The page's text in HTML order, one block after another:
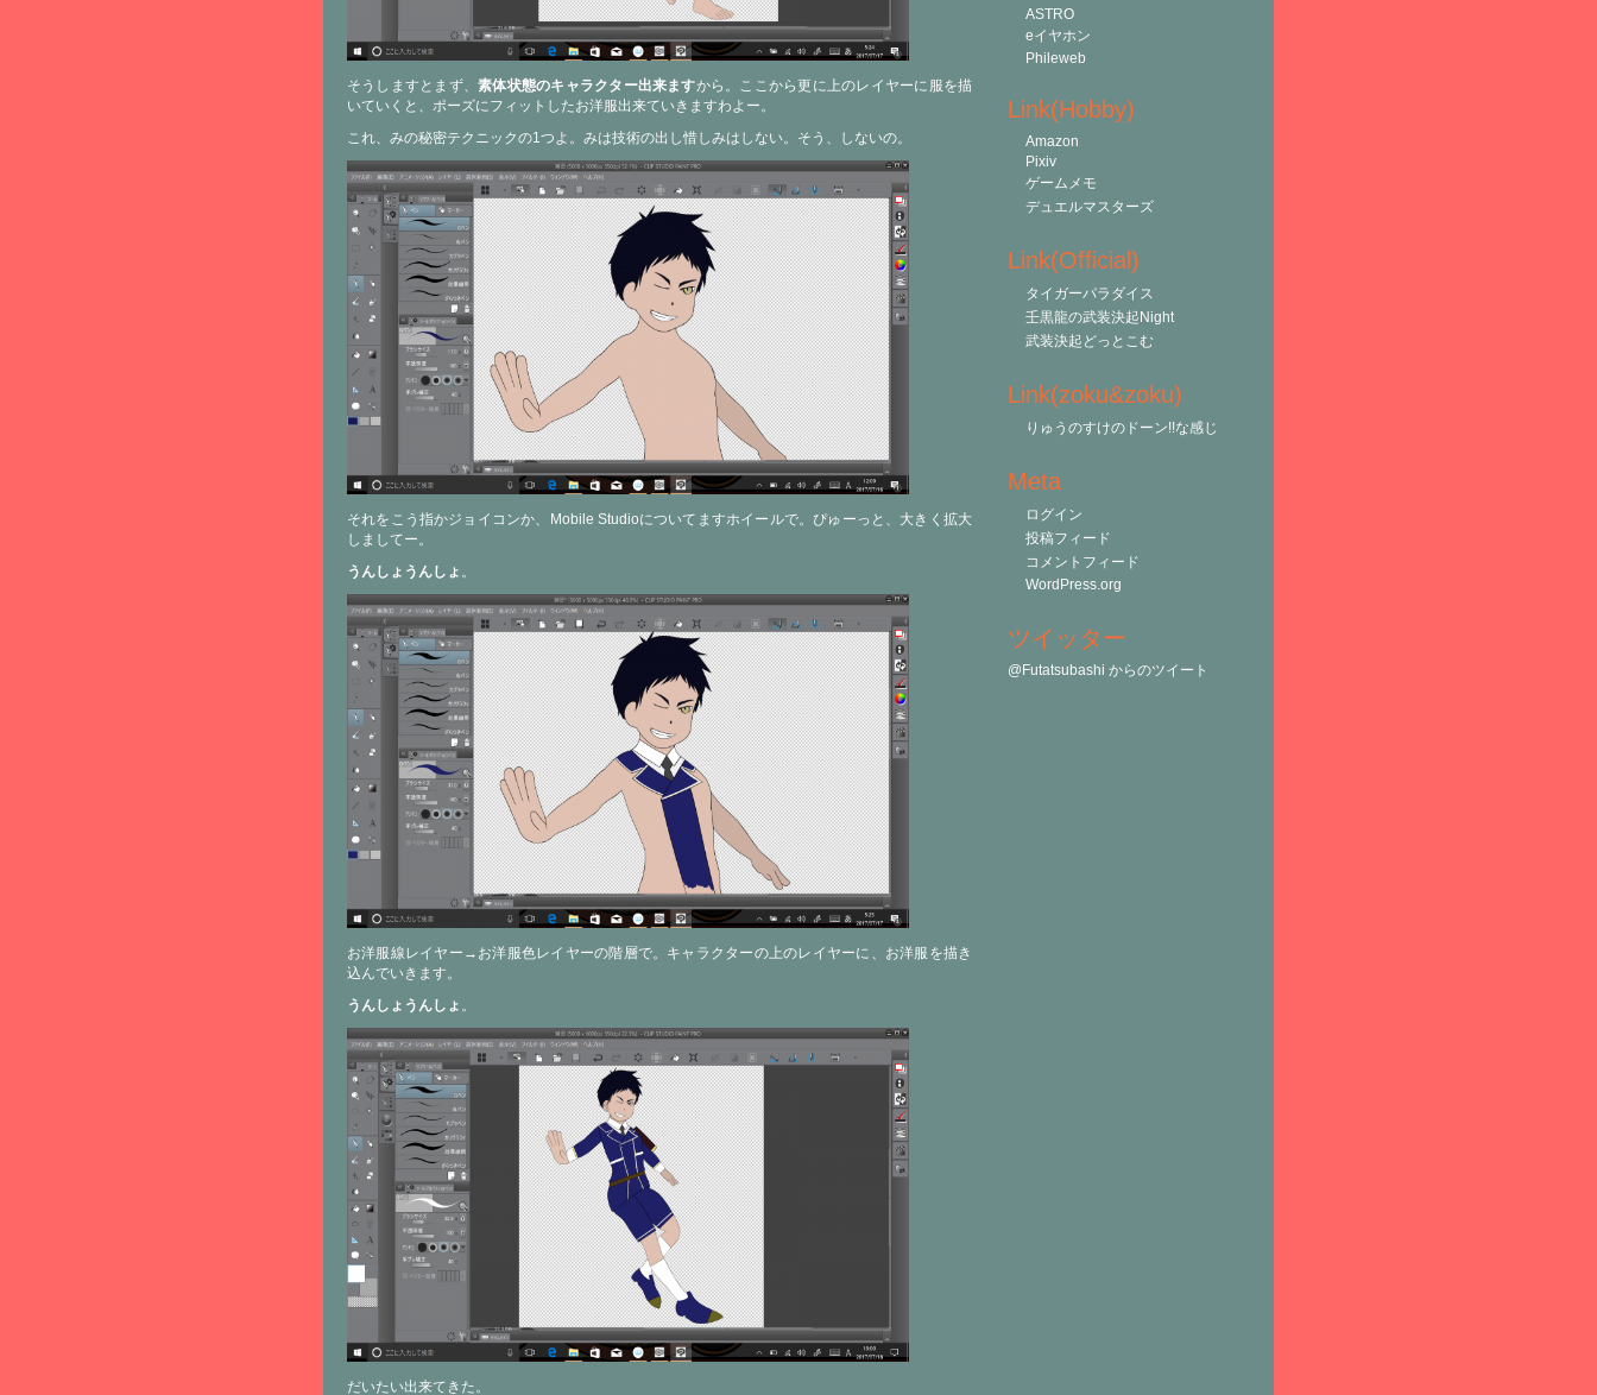
そうしますとまず、素体状態のキャラクター出来ますから。ここから更に上のレイヤーに服を描
いていくと、ポーズにフィットしたお洋服出来ていきますわよー。
これ、みの秘密テクニックの1つよ。みは技術の出し惜しみはしない。そう、しないの。
それをこう指かジョイコンか、Mobile Studioについてますホイールで。ぴゅーっと、大きく拡大
しましてー。
うんしょうんしょ 。
お洋服線レイヤー→お洋服色レイヤーの階層で。キャラクターの上のレイヤーに、お洋服を描き
込んでいきます。
うんしょうんしょ 。
だいたい出来てきた。
ASTRO
eイヤホン
Phileweb
Link(Hobby)
Amazon
Pixiv
ゲームメモ
デュエルマスターズ
Link(Official)
タイガーパラダイス
壬黒龍の武装決起Night
武装決起どっとこむ
Link(zoku&zoku)
りゅうのすけのドーン!!な感じ
Meta
ログイン
投稿フィード
コメントフィード
WordPress.org
ツイッター
@Futatsubashi からのツイート